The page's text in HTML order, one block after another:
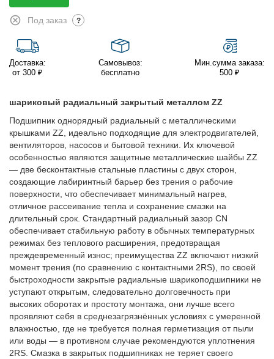
Под заказ ?
Доставка:
от 300 ₽
Самовывоз:
бесплатно
Мин.сумма заказа:
500 ₽
шариковый радиальный закрытый металлом ZZ
Подшипник однорядный радиальный с металлическими
крышками ZZ, идеально подходящие для электродвигателей,
вентиляторов, насосов и бытовой техники. Их ключевой
особенностью являются защитные металлические шайбы ZZ
— две бесконтактные стальные пластины с двух сторон,
создающие лабиринтный барьер без трения о рабочие
поверхности, что обеспечивает минимальный нагрев,
отличное рассеивание тепла и сохранение смазки на
длительный срок. Стандартный радиальный зазор CN
обеспечивает стабильную работу в обычных температурных
режимах без теплового расширения, предотвращая
преждевременный износ; преимущества ZZ включают низкий
момент трения (по сравнению с контактными 2RS), по своей
быстроходности закрытые радиальные шарикоподшипники не
уступают открытым, следовательно долговечность при
высоких оборотах и простоту монтажа, они лучше всего
проявляют себя в среднезагрязнённых условиях с умеренной
влажностью, где не требуется полная герметизация от пыли
или воды — в противном случае рекомендуются уплотнения
2RS. Смазка в закрытых подшипниках не теряет своего